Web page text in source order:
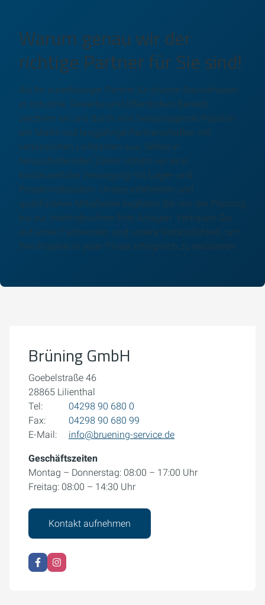
Warum genau wir der
richtige Partner für Sie sind!
Als Ihr zuverlässiger Partner für diverse Bauvorhaben
in Industrie, Gewerbe und öffentlichen Bereich,
zeichnen wir uns durch eine herausragende Position
am Markt und langjährige Partnerschaften mit
verlässlichen Lieferanten aus. Selbst in
herausfordernden Zeiten sichern wir eine
kontinuierliche Versorgung mit Lager- und
Projektmaterialien. Unsere erfahrenen und
qualifizierten MItarbeiter begleiten Sie von der Planung
bis zur Inbetriebnahme Ihrer Anlagen. Vertrauen Sie
auf unser Fachwissen und unsere Verlässlichkeit, um
Ihre Projekte in jeder Phase erfolgreich zu realisieren.
Um externe Karten-Inhalte anzuzeigen, benötigen wir
Cookie-Einstellungen öffnen
Brüning GmbH
Goebelstraße 46
28865 Lilienthal
Tel:
04298 90 680 0
Fax:
04298 90 680 99
E-Mail:
info@bruening-service.de
Geschäftszeiten
Montag – Donnerstag: 08:00 – 17:00 Uhr
Freitag: 08:00 – 14:30 Uhr
Kontakt aufnehmen